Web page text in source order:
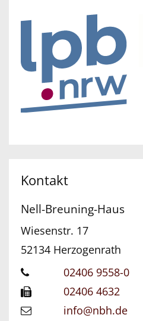
Kontakt
Nell-Breuning-Haus
Wiesenstr. 17
52134 Herzogenrath
02406 9558-0
02406 4632
info@nbh.de